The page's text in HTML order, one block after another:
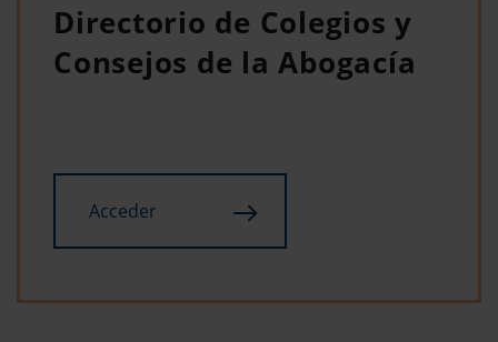
Directorio de Colegios y
Consejos de la Abogacía
Acceder